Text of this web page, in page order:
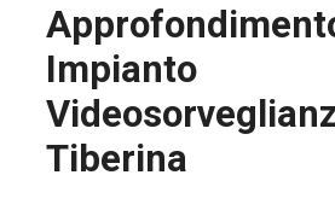
Impianto
Tiberina